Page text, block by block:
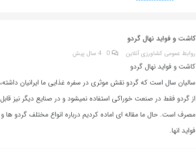
کاشت و فواید نهال گردو
روابط عمومی کشاورزی آنلاین 0 4 سال پیش
کاشت و فواید نهال گردو
سالیان سال است که گردو نقش موثری در سفره غذایی ما ایرانیان داشته،
از گردو فقط در صنعت خوراکی استفاده نمیشود و در صنایع دیگر نیز قابل
مصرف است. حال ما مقاله ای اماده کردیم درباره انواع مختلف گردو ها و
فواید انها.